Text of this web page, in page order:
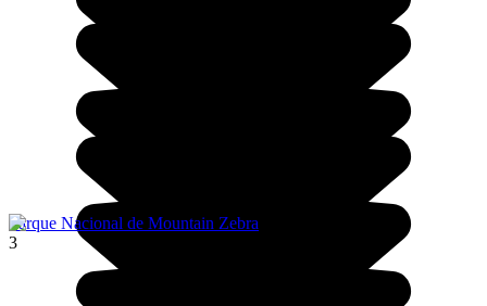
Parque Nacional de Mountain Zebra
3